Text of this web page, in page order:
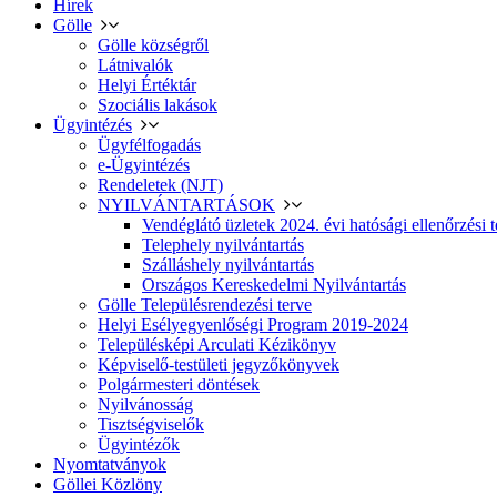
Hírek
Gölle
Gölle községről
Látnivalók
Helyi Értéktár
Szociális lakások
Ügyintézés
Ügyfélfogadás
e-Ügyintézés
Rendeletek (NJT)
NYILVÁNTARTÁSOK
Vendéglátó üzletek 2024. évi hatósági ellenőrzési
Telephely nyilvántartás
Szálláshely nyilvántartás
Országos Kereskedelmi Nyilvántartás
Gölle Településrendezési terve
Helyi Esélyegyenlőségi Program 2019-2024
Településképi Arculati Kézikönyv
Képviselő-testületi jegyzőkönyvek
Polgármesteri döntések
Nyilvánosság
Tisztségviselők
Ügyintézők
Nyomtatványok
Göllei Közlöny